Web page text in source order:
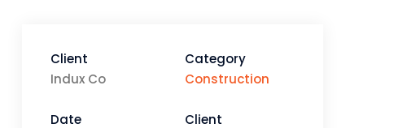
Client
Indux Co
Category
Construction
Date
Client